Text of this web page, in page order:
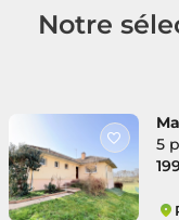
Notre
5